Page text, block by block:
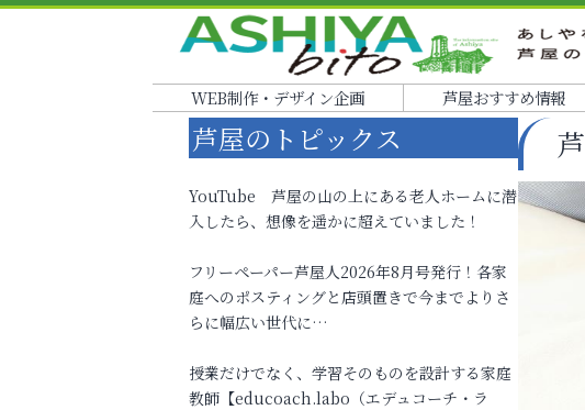
WEB制作・デザイン企画 芦屋おすすめ情報
芦屋のトピックス
YouTube 芦屋の山の上にある老人ホームに潜
入したら、想像を遥かに超えていました！
フリーペーパー芦屋人2026年8月号発行！各家
庭へのポスティングと店頭置きで今までよりさ
らに幅広い世代に…
授業だけでなく、学習そのものを設計する家庭
教師【educoach.labo（エデュコーチ・ラ